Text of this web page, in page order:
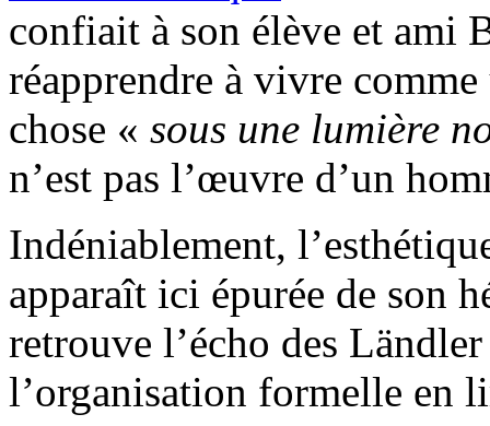
confiait à son élève et ami
réapprendre à vivre
chose « sous une lumière
n’est pas l’œuvre d’un
Indéniablement,
apparaît ici épurée de son
retrouve l’écho des
l’organisation formelle en